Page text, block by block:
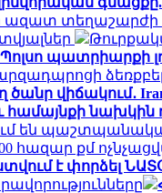
տեղաշարժի
պատրիարքի
ծանր վիճակում․
նախկին
են պաշտպանական
հազար քմ
է փորձել